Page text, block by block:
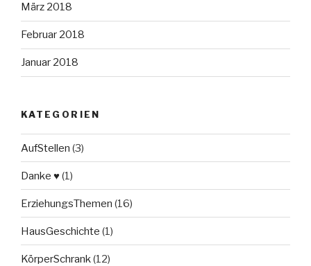
März 2018
Februar 2018
Januar 2018
KATEGORIEN
AufStellen (3)
Danke ♥(1)
ErziehungsThemen (16)
HausGeschichte (1)
KörperSchrank(12)